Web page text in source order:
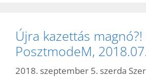
Újra kazettás magnó?!
PosztmodeM,
2018. szeptember 5. szerda